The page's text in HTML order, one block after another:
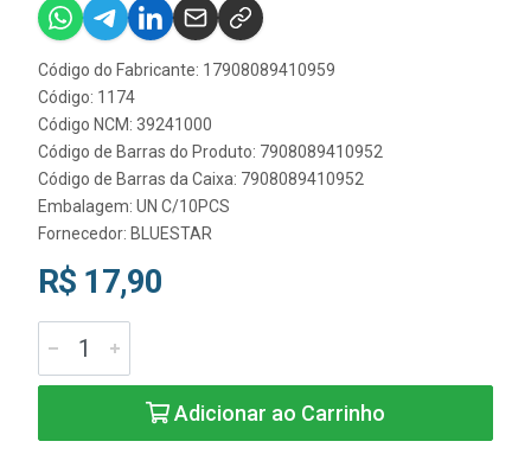
Código do Fabricante: 17908089410959
Código: 1174
Código NCM: 39241000
Código de Barras do Produto: 7908089410952
Código de Barras da Caixa: 7908089410952
Embalagem: UN C/10PCS
Fornecedor: BLUESTAR
R$ 17,90
Adicionar ao Carrinho